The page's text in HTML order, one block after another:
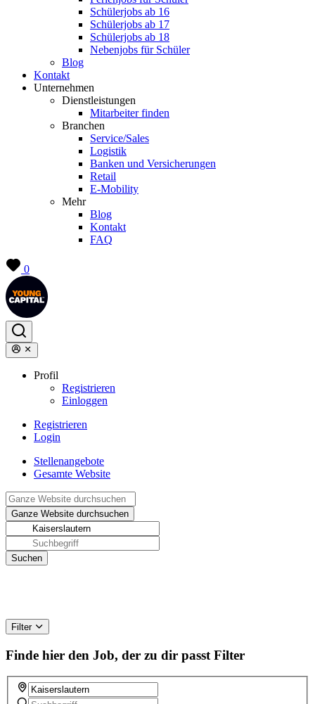
Schülerjobs ab 16
Schülerjobs ab 17
Schülerjobs ab 18
Nebenjobs für Schüler
Blog
Kontakt
Unternehmen
Dienstleistungen
Mitarbeiter finden
Branchen
Service/Sales
Logistik
Banken und Versicherungen
Retail
E-Mobility
Mehr
Blog
Kontakt
FAQ
0
Profil
Registrieren
Einloggen
Registrieren
Login
Stellenangebote
Gesamte Website
Filter
Finde hier den Job, der zu dir passt Filter